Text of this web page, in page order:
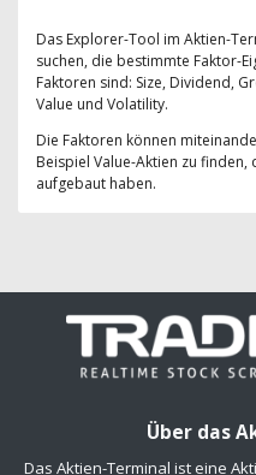
Das Explorer-Tool im Aktien-
suchen, die bestimmte Faktor-
Faktoren sind: Size, Dividend,
Value und Volatility.
Die Faktoren können
Beispiel Value-Aktien zu
aufgebaut haben.
Über das
Das Aktien-Terminal ist eine